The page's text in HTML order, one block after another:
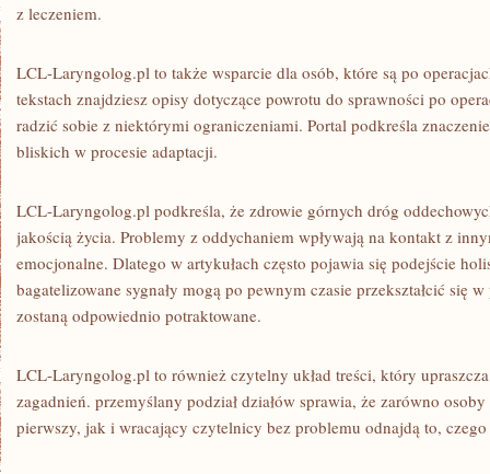
z leczeniem.
LCL-Laryngolog.pl to także wsparcie dla osób, które są po
tekstach znajdziesz opisy dotyczące powrotu do sprawności po
radzić sobie z niektórymi ograniczeniami. Portal podkreśla
bliskich w procesie adaptacji.
LCL-Laryngolog.pl podkreśla, że zdrowie górnych dróg
jakością życia. Problemy z oddychaniem wpływają na kontakt z
emocjonalne. Dlatego w artykułach często pojawia się podejście
bagatelizowane sygnały mogą po pewnym czasie przekształcić się
zostaną odpowiednio potraktowane.
LCL-Laryngolog.pl to również czytelny układ treści, który
zagadnień. przemyślany podział działów sprawia, że zarówno
pierwszy, jak i wracający czytelnicy bez problemu odnajdą to,